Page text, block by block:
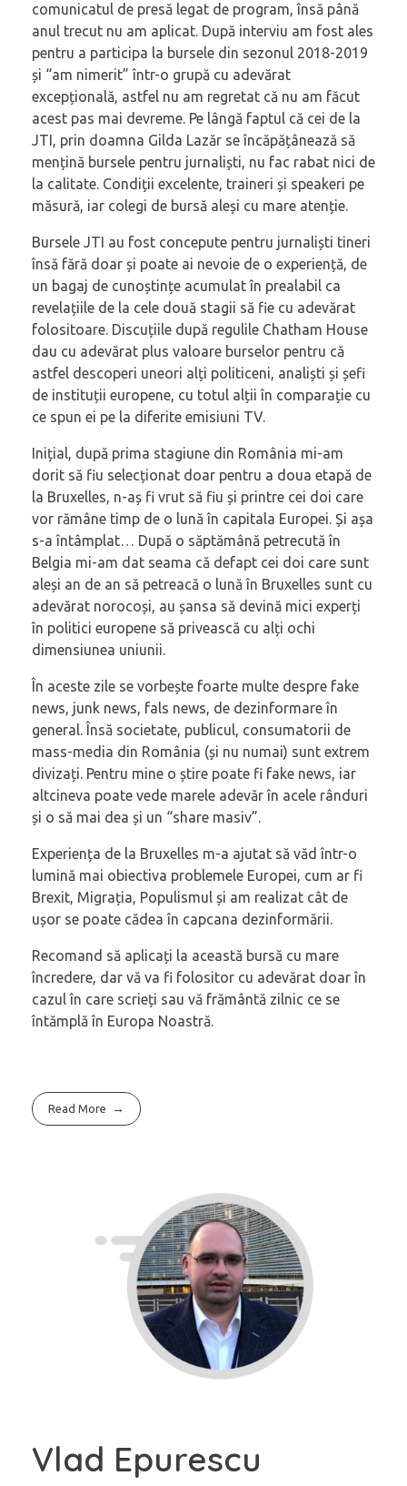
comunicatul de presă legat de program, însă până
anul trecut nu am aplicat. După interviu am fost ales
pentru a participa la bursele din sezonul 2018-2019
și “am nimerit” într-o grupă cu adevărat
excepțională, astfel nu am regretat că nu am făcut
acest pas mai devreme. Pe lângă faptul că cei de la
JTI, prin doamna Gilda Lazăr se încăpățânează să
mențină bursele pentru jurnaliști, nu fac rabat nici de
la calitate. Condiții excelente, traineri și speakeri pe
măsură, iar colegi de bursă aleși cu mare atenție.
Bursele JTI au fost concepute pentru jurnaliști tineri
însă fără doar și poate ai nevoie de o experiență, de
un bagaj de cunoștințe acumulat în prealabil ca
revelațiile de la cele două stagii să fie cu adevărat
folositoare. Discuțiile după regulile Chatham House
dau cu adevărat plus valoare burselor pentru că
astfel descoperi uneori alți politiceni, analiști și șefi
de instituții europene, cu totul alții în comparație cu
ce spun ei pe la diferite emisiuni TV.
Inițial, după prima stagiune din România mi-am
dorit să fiu selecționat doar pentru a doua etapă de
la Bruxelles, n-aș fi vrut să fiu și printre cei doi care
vor rămâne timp de o lună în capitala Europei. Și așa
s-a întâmplat… După o săptămână petrecută în
Belgia mi-am dat seama că defapt cei doi care sunt
aleși an de an să petreacă o lună în Bruxelles sunt cu
adevărat norocoși, au șansa să devină mici experți
în politici europene să privească cu alți ochi
dimensiunea uniunii.
În aceste zile se vorbește foarte multe despre fake
news, junk news, fals news, de dezinformare în
general. Însă societate, publicul, consumatorii de
mass-media din România (și nu numai) sunt extrem
divizați. Pentru mine o știre poate fi fake news, iar
altcineva poate vede marele adevăr în acele rânduri
și o să mai dea și un “share masiv”.
Experiența de la Bruxelles m-a ajutat să văd într-o
lumină mai obiectiva problemele Europei, cum ar fi
Brexit, Migrația, Populismul și am realizat cât de
ușor se poate cădea în capcana dezinformării.
Recomand să aplicați la această bursă cu mare
încredere, dar vă va fi folositor cu adevărat doar în
cazul în care scrieți sau vă frământă zilnic ce se
întămplă în Europa Noastră.
Read More
Vlad Epurescu